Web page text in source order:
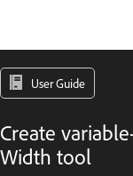
User Guide
Create
Width tool